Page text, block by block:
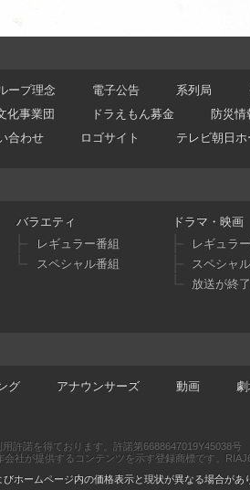
ープ理念 電子公告 系列局
化事業団 ドラえもん募金 防災情
合わせ ロゴサイト テレビ朝日
バラエティ
レギュラー番組
スペシャル番組
ドラマ・映画
レギュラ
スペシャ
放送が終
グ アナウンサーズ 動画
許諾を得ております。許諾第6688647019Y45038号
社が提供するコンテンツを示す登録商標です。
ホームページ内の価格表示と現状が異なる場合があ